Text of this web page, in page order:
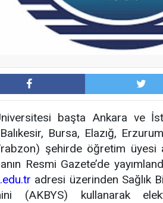
başta Ankara ve
Bursa, Elazığ,
şehirde öğretim üyesi
Resmi Gazete’de
adresi üzerinden Sağlık
(AKBYS) kullanarak